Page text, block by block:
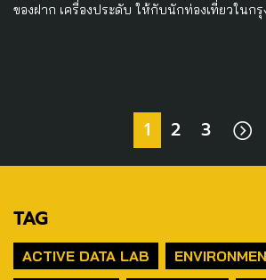
ของฝาก เครื่องประดับ ให้กับนักท่องเที่ยวในกรุ
1 2 3
TAG
ACTIVE DATA LAB